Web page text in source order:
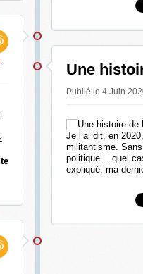
,
Une
Publié le 4 Juin
Je l’ai dit, en
militantisme.
politique… quel
expliqué, ma